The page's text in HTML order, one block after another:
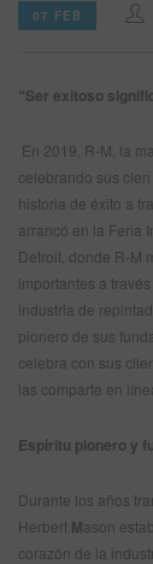
07 FEB
“Ser exitoso
En 2019, R-M, la
celebrando sus
historia de éxito a
arrancó en la Feria
Detroit, donde R-M
importantes a
industria de
pionero de sus
celebra con sus
las comparte en
Espíritu pionero y
Durante los años
Herbert Mason
corazón de la